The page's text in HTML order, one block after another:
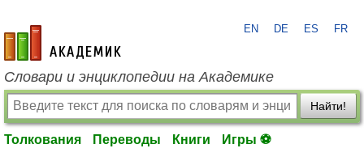
academic.ru
EN DE ES FR
Словари и энциклопедии на Академике
Найти!
Толкования Переводы Книги Игры ⚽